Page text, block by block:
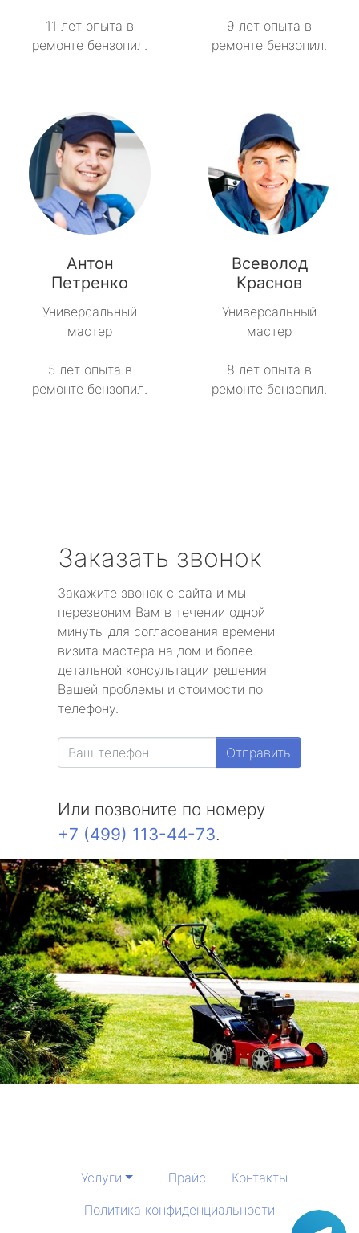
11 лет опыта в
ремонте бензопил.
9 лет опыта в
ремонте бензопил.
Антон
Петренко
Универсальный
мастер
5 лет опыта в
ремонте бензопил.
Всеволод
Краснов
Универсальный
мастер
8 лет опыта в
ремонте бензопил.
Заказать звонок
Закажите звонок с сайта и мы
перезвоним Вам в течении одной
минуты для согласования времени
визита мастера на дом и более
детальной консультации решения
Вашей проблемы и стоимости по
телефону.
Отправить
Или позвоните по номеру
+7 (499) 113-44-73.
Услуги Прайс
Контакты
Политика конфиденциальности